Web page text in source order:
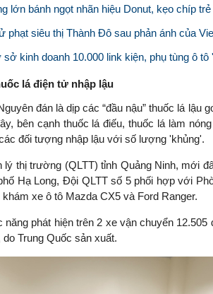
lớn bánh ngọt nhãn hiệu Donut, kẹo chíp trẻ
siêu thị Thành Đô sau phản ánh của
kinh doanh 10.000 link kiện, phụ tùng ô tô
lá điện tử nhập lậu
đán là dịp các “đầu nậu” thuốc lá lậu
bên cạnh thuốc lá điếu, thuốc lá làm
đối tượng nhập lậu với số lượng 'khủng'.
thị trường (QLTT) tỉnh Quảng Ninh, mới
Hạ Long, Đội QLTT số 5 phối hợp với
xe ô tô Mazda CX5 và Ford Ranger.
phát hiện trên 2 xe vận chuyển 12.505
Trung Quốc sản xuất.